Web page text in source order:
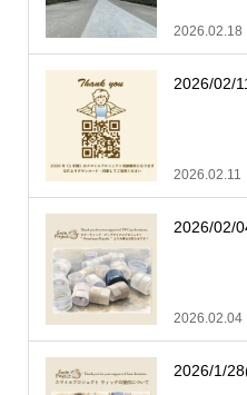
2026.02.18
2026/02/
2026.02.11
2026/02/
2026.02.04
2026/1/